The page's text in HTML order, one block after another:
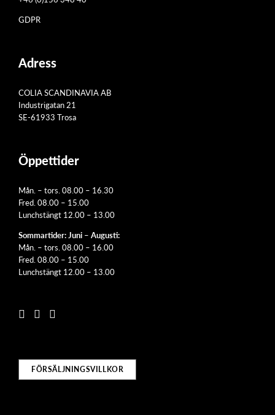
GDPR
Adress
COLIA SCANDINAVIA AB
Industrigatan 21
SE-61933 Trosa
Öppettider
Mån. – tors. 08.00 – 16.30
Fred. 08.00 – 15.00
Lunchstängt 12.00 – 13.00
Sommartider: Juni – Augusti:
Mån. – tors. 08.00 – 16.00
Fred. 08.00 – 15.00
Lunchstängt 12.00 – 13.00
FÖRSÄLJNINGSVILLKOR